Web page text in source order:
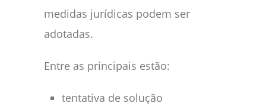
medidas jurídicas podem ser
adotadas.
Entre as principais estão:
tentativa de solução